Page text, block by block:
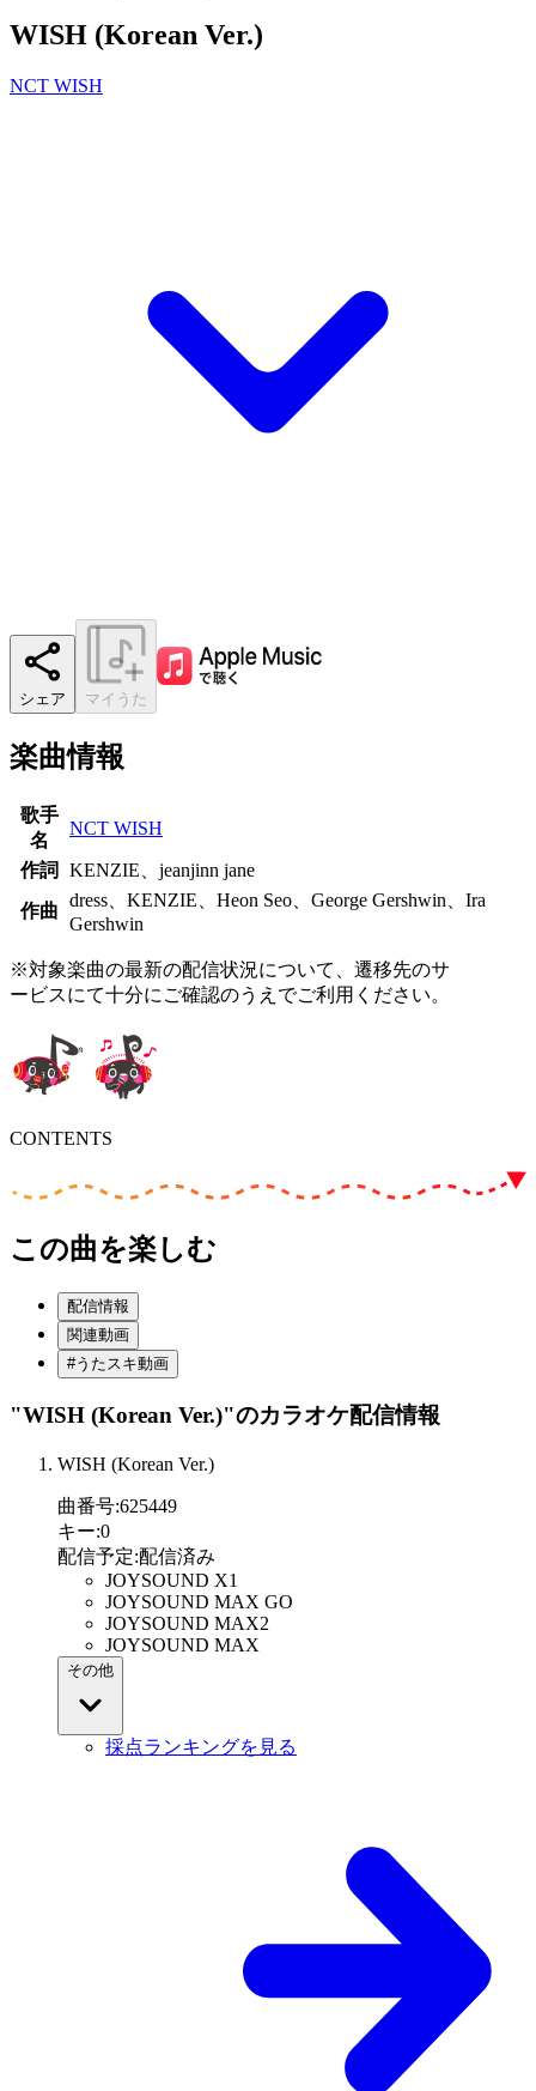
WISH (Korean Ver.)
NCT WISH
シェア マイうた
楽曲情報
歌手
名
NCT WISH
作詞
KENZIE、jeanjinn jane
作曲
dress、KENZIE、Heon Seo、George Gershwin、Ira
Gershwin
※対象楽曲の最新の配信状況について、遷移先のサ
ービスにて十分にご確認のうえでご利用ください。
CONTENTS
この曲を楽しむ
配信情報
関連動画
#うたスキ動画
"WISH (Korean Ver.)"のカラオケ配信情報
WISH (Korean Ver.)
曲番号:625449
キー:0
配信予定:配信済み
JOYSOUND X1
JOYSOUND MAX GO
JOYSOUND MAX2
JOYSOUND MAX
その他
採点ランキングを見る